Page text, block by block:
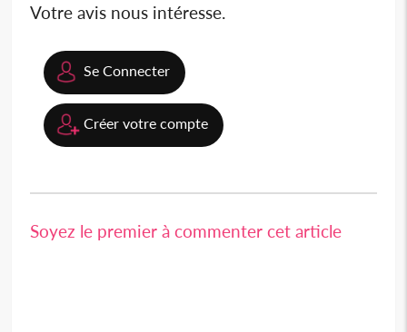
Votre avis nous intéresse.
Se Connecter
Créer votre compte
Soyez le premier à commenter cet article